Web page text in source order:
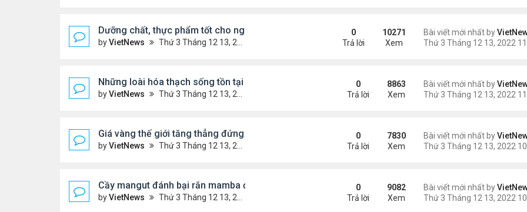
Dưỡng chất, thực phẩm tốt cho người cao huyết áp
byVietNews Thứ 3 Tháng 12 13, 2022 11:14 am
Bài viết mới nhất by
0
Trả lời
10271
Xem
Những loài hóa thạch sống tồn tại lâu nhất trên Trái Đất
byVietNews Thứ 3 Tháng 12 13, 2022 11:11 am
Bài viết mới nhất by
0
Trả lời
8863
Xem
Giá vàng thế giới tăng thẳng đứng
byVietNews Thứ 3 Tháng 12 13, 2022 10:54 am
Bài viết mới nhất by
0
Trả lời
7830
Xem
Cầy mangut đánh bại rắn mamba đen
byVietNews Thứ 3 Tháng 12 13, 2022 10:50 am
Bài viết mới nhất by
0
Trả lời
9082
Xem